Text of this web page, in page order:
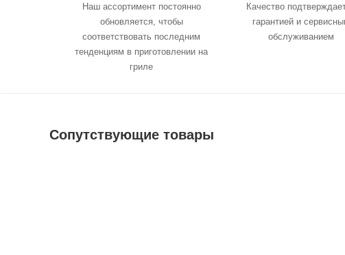
Наш ассортимент постоянно
обновляется, чтобы
соответствовать последним
тенденциям в приготовлении на
гриле
Качество
гарантией и
обслуживанием
Сопутствующие товары